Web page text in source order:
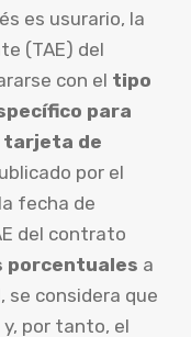
es usurario, la
(TAE) del
con el tipo
para
tarjeta de
por el
fecha de
del contrato
porcentuales a
se considera que
por tanto, el